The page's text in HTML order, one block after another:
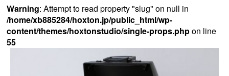
Warning: Attempt to read property "slug" on null in
/home/xb885284/hoxton.jp/public_html/wp-
content/themes/hoxtonstudio/single-props.phpon line
55